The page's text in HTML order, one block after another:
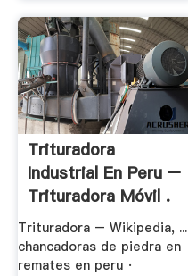
Trituradora
Industrial En Peru –
Trituradora Móvil .
Trituradora – Wikipedia, ...
chancadoras de piedra en
remates en peru ·